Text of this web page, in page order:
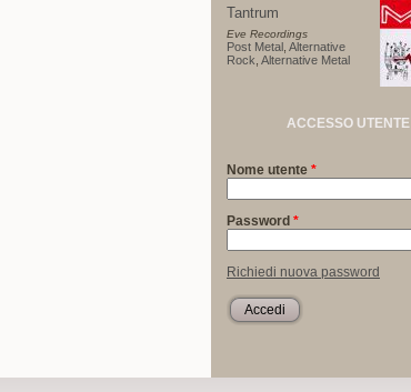
Tantrum
Eve Recordings
Post Metal Alternative
Rock Alternative Metal
ACCESSO UTENTE
Nome utente *
Password *
Richiedi nuova password